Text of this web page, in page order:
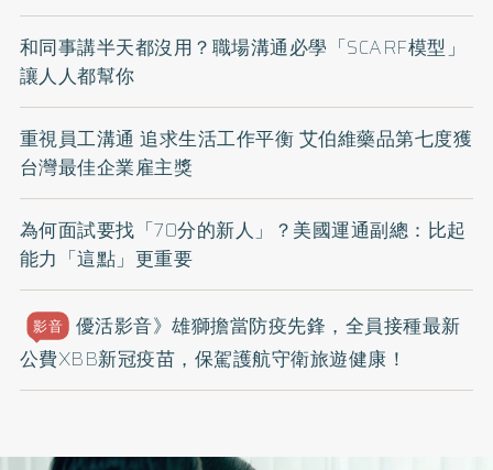
和同事講半天都沒用？職場溝通必學「SCARF模型」
讓人人都幫你
重視員工溝通 追求生活工作平衡 艾伯維藥品第七度獲
台灣最佳企業雇主獎
為何面試要找「70分的新人」？美國運通副總：比起
能力「這點」更重要
影音
優活影音》雄獅擔當防疫先鋒，全員接種最新
公費XBB新冠疫苗，保駕護航守衛旅遊健康！